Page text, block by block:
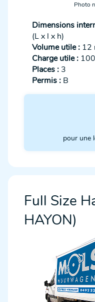
Photo
Dimensions
(L x l x h)
Volume utile : 12
Charge utile :
Places : 3
Permis : B
pour une
Full Size
HAYON)